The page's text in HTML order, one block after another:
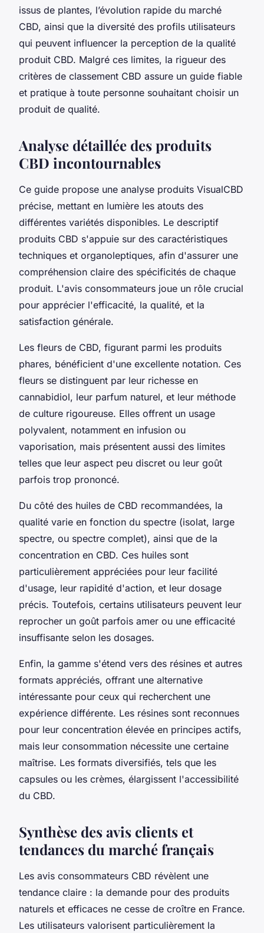
issus de plantes, l’évolution rapide du marché
CBD, ainsi que la diversité des profils utilisateurs
qui peuvent influencer la perception de la qualité
produit CBD. Malgré ces limites, la rigueur des
critères de classement CBD assure un guide fiable
et pratique à toute personne souhaitant choisir un
produit de qualité.
Analyse détaillée des produits
CBD incontournables
Ce guide propose une analyse produits VisualCBD
précise, mettant en lumière les atouts des
différentes variétés disponibles. Le descriptif
produits CBD s'appuie sur des caractéristiques
techniques et organoleptiques, afin d'assurer une
compréhension claire des spécificités de chaque
produit. L'avis consommateurs joue un rôle crucial
pour apprécier l'efficacité, la qualité, et la
satisfaction générale.
Les fleurs de CBD, figurant parmi les produits
phares, bénéficient d'une excellente notation. Ces
fleurs se distinguent par leur richesse en
cannabidiol, leur parfum naturel, et leur méthode
de culture rigoureuse. Elles offrent un usage
polyvalent, notamment en infusion ou
vaporisation, mais présentent aussi des limites
telles que leur aspect peu discret ou leur goût
parfois trop prononcé.
Du côté des huiles de CBD recommandées, la
qualité varie en fonction du spectre (isolat, large
spectre, ou spectre complet), ainsi que de la
concentration en CBD. Ces huiles sont
particulièrement appréciées pour leur facilité
d'usage, leur rapidité d'action, et leur dosage
précis. Toutefois, certains utilisateurs peuvent leur
reprocher un goût parfois amer ou une efficacité
insuffisante selon les dosages.
Enfin, la gamme s'étend vers des résines et autres
formats appréciés, offrant une alternative
intéressante pour ceux qui recherchent une
expérience différente. Les résines sont reconnues
pour leur concentration élevée en principes actifs,
mais leur consommation nécessite une certaine
maîtrise. Les formats diversifiés, tels que les
capsules ou les crèmes, élargissent l'accessibilité
du CBD.
Synthèse des avis clients et
tendances du marché français
Les avis consommateurs CBD révèlent une
tendance claire : la demande pour des produits
naturels et efficaces ne cesse de croître en France.
Les utilisateurs valorisent particulièrement la